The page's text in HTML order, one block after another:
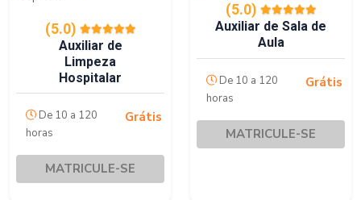
(5.0)
Auxiliar de
Limpeza
Hospitalar
De 10 a 120
horas
Grátis
MATRICULE-SE
(5.0)
Auxiliar de Sala de
Aula
De 10 a 120
horas
Grátis
MATRICULE-SE